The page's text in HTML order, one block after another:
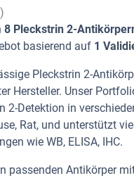
8 Pleckstrin 2-
basierend auf 1
Pleckstrin 2-
Hersteller. Unser
2-Detektion in
Rat, und unterstützt
wie WB, ELISA, IHC.
passenden Antikörper